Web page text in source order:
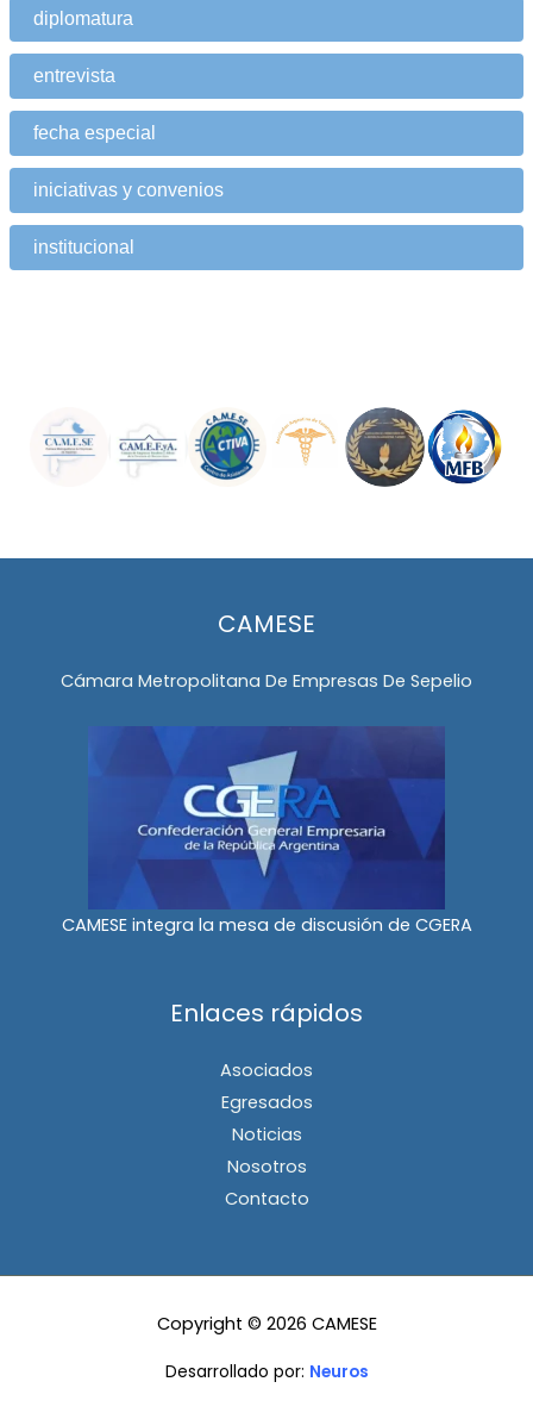
diplomatura
entrevista
fecha especial
iniciativas y convenios
institucional
CAMESE
Cámara Metropolitana De Empresas De Sepelio
CAMESE integra la mesa de discusión de CGERA
Enlaces rápidos
Asociados
Egresados
Noticias
Nosotros
Contacto
Copyright © 2026 CAMESE
Desarrollado por: Neuros